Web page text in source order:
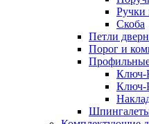
Ручки
Скоба
Петли
Порог и